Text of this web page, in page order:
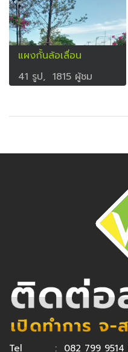
แผงกั้นล้อเลื่อน
41 รูป, 1815 ผู้ชม
Tel : 082 799 9514